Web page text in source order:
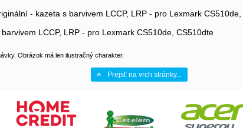
- kazeta s barvivem LCCP, LRP - pro Lexmark
LCCP, LRP - pro Lexmark CS510de, CS510dte
Obrázok má len ilustračný charakter.
Prejsť na vrch stránky...